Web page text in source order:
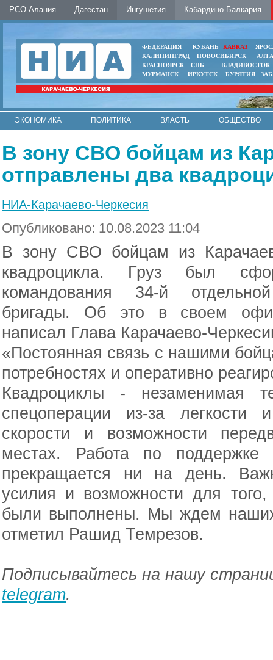
РСО-Алания Дагестан Ингушетия Кабардино-Балкария
ФЕДЕРАЦИЯ КУБАНЬ КАВКАЗ
КАЛИНИНГРАД
НОВОСИБИРСК
КРАСНОЯРСК
СПБ
ВЛАДИВОСТОК
МУРМАНСК
ИРКУТСК БУРЯТИЯ
ЭКОНОМИКА ПОЛИТИКА ВЛАСТЬ
ОБЩЕСТВО
В зону СВО бойцам из
отправлены два
НИА-Карачаево-Черкесия
Опубликовано: 10.08.2023 11:04
В зону СВО бойцам из
квадроцикла. Груз был
командования 34-й
бригады. Об это в своем
написал Глава Карачаево-
«Постоянная связь с нашими
потребностях и оперативно
Квадроциклы - незаменимая
спецоперации из-за легкости
скорости и возможности
местах. Работа по
прекращается ни на день.
усилия и возможности для
были выполнены. Мы ждем
отметил Рашид Темрезов.
Подписывайтесь на нашу
telegram.